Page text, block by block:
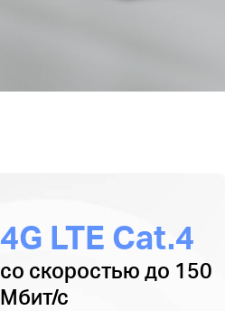
4G LTE Cat.4
со скоростью до 150
Мбит/с